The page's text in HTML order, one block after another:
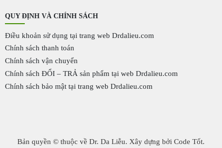
QUY ĐỊNH VÀ CHÍNH SÁCH
Điều khoản sử dụng tại trang web Drdalieu.com
Chính sách thanh toán
Chính sách vận chuyển
Chính sách ĐỔI – TRẢ sản phẩm tại web Drdalieu.com
Chính sách bảo mật tại trang web Drdalieu.com
Bản quyền © thuộc về Dr. Da Liễu. Xây dựng bởi Code Tốt.